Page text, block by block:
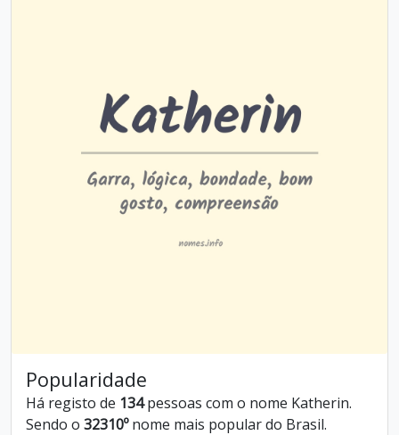
Popularidade
Há registo de 134pessoas com o nome Katherin.
Sendo o 32310ºnome mais popular do Brasil.